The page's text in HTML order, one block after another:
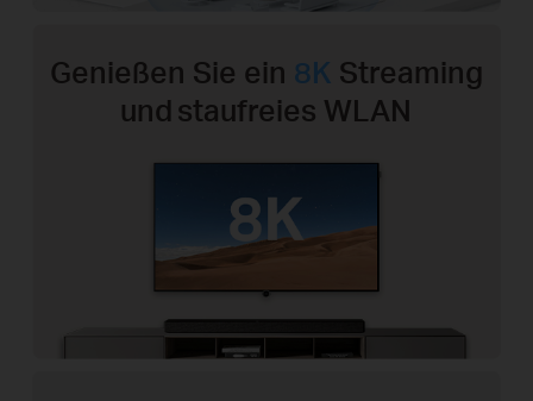
Genießen Sie ein 8K Streaming
und staufreies WLAN